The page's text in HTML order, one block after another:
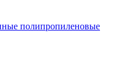
полипропиленовые